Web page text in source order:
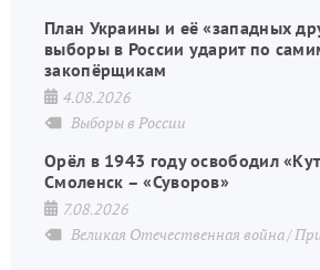
План Украины и её «западных
выборы в России ударит по
закопёрщикам
4.08.2026
Выборы в России
Орёл в 1943 году освободил
Смоленск – «Суворов»
7.08.2026
Великая Отечественная война